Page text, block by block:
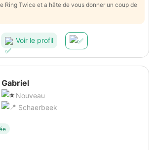
Ring Twice et a hâte de vous donner un coup de
Voir le profil
Gabriel
Nouveau
Schaerbeek